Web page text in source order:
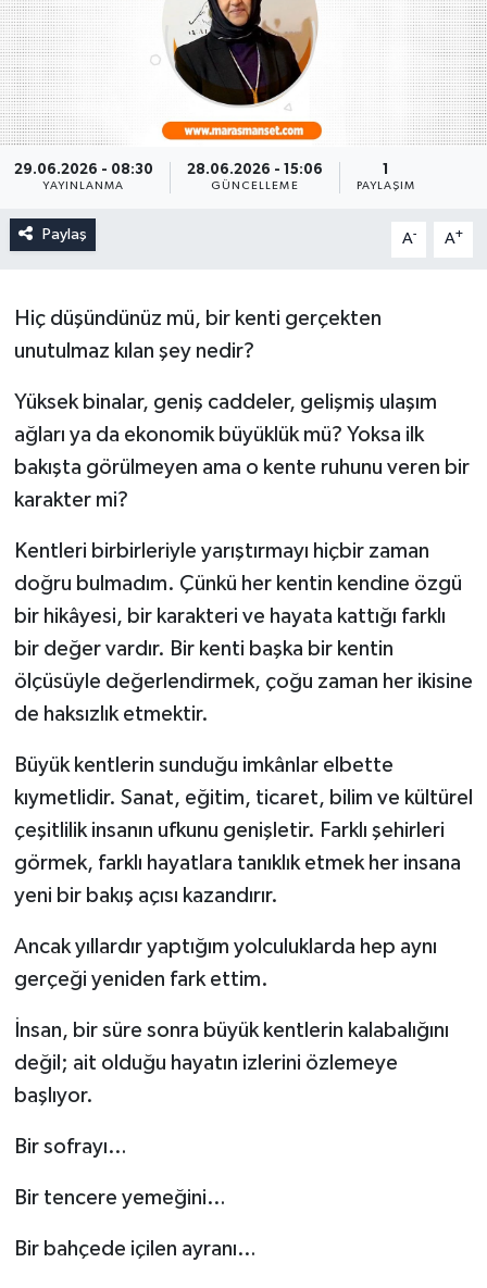
29.06.2026 - 08:30
YAYINLANMA
28.06.2026 - 15:06
GÜNCELLEME
1
PAYLAŞIM
Paylaş A- A+
Hiç düşündünüz mü, bir kenti gerçekten
unutulmaz kılan şey nedir?
Yüksek binalar, geniş caddeler, gelişmiş ulaşım
ağları ya da ekonomik büyüklük mü? Yoksa ilk
bakışta görülmeyen ama o kente ruhunu veren bir
karakter mi?
Kentleri birbirleriyle yarıştırmayı hiçbir zaman
doğru bulmadım. Çünkü her kentin kendine özgü
bir hikâyesi, bir karakteri ve hayata kattığı farklı
bir değer vardır. Bir kenti başka bir kentin
ölçüsüyle değerlendirmek, çoğu zaman her ikisine
de haksızlık etmektir.
Büyük kentlerin sunduğu imkânlar elbette
kıymetlidir. Sanat, eğitim, ticaret, bilim ve kültürel
çeşitlilik insanın ufkunu genişletir. Farklı şehirleri
görmek, farklı hayatlara tanıklık etmek her insana
yeni bir bakış açısı kazandırır.
Ancak yıllardır yaptığım yolculuklarda hep aynı
gerçeği yeniden fark ettim.
İnsan, bir süre sonra büyük kentlerin kalabalığını
değil; ait olduğu hayatın izlerini özlemeye
başlıyor.
Bir sofrayı…
Bir tencere yemeğini…
Bir bahçede içilen ayranı…